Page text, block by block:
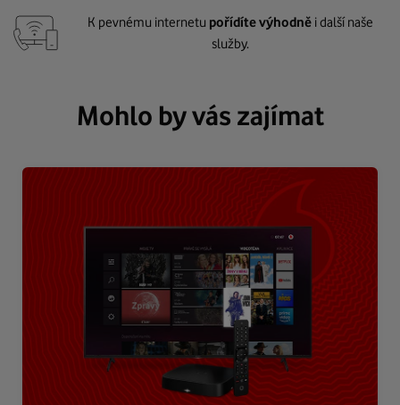
K pevnému internetu pořídíte výhodně i další naše
služby.
Mohlo by vás zajímat